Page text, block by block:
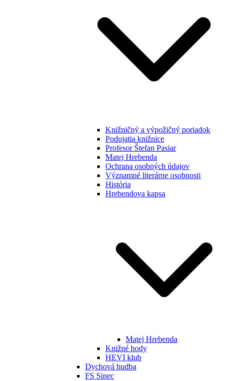
Knižničný a výpožičný poriadok
Podujatia knižnice
Profesor Štefan Pasiar
Matej Hrebenda
Ochrana osobných údajov
Významné literárne osobnosti
História
Hrebendova kapsa
Matej Hrebenda
Knižné hody
HEVI klub
Dychová hudba
FS Sinec